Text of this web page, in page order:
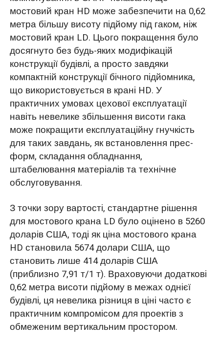
мостовий кран HD може забезпечити на 0,62
метра більшу висоту підйому під гаком, ніж
мостовий кран LD. Цього покращення було
досягнуто без будь-яких модифікацій
конструкції будівлі, а просто завдяки
компактній конструкції бічного підйомника,
що використовується в крані HD. У
практичних умовах цехової експлуатації
навіть невелике збільшення висоти гака
може покращити експлуатаційну гнучкість
для таких завдань, як встановлення прес-
форм, складання обладнання,
штабелювання матеріалів та технічне
обслуговування.
З точки зору вартості, стандартне рішення
для мостового крана LD було оцінено в 5260
доларів США, тоді як ціна мостового крана
HD становила 5674 долари США, що
становить лише 414 доларів США
(приблизно 7,91 т/1 т). Враховуючи додаткові
0,62 метра висоти підйому в межах однієї
будівлі, ця невелика різниця в ціні часто є
практичним компромісом для проектів з
обмеженим вертикальним простором.